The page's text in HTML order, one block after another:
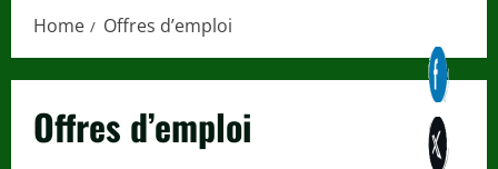
Home Offres d’emploi
Offres d’emploi